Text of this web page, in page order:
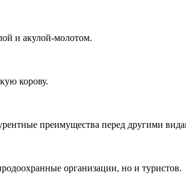
и акулой-молотом.
корову.
преимущества перед другими
организации, но и туристов.